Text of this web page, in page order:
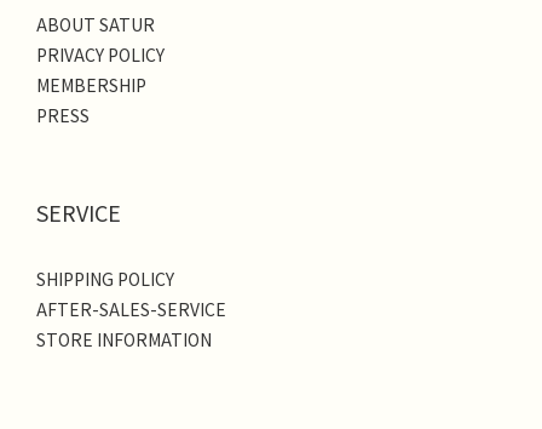
ABOUT SATUR
PRIVACY POLICY
MEMBERSHIP
PRESS
SERVICE
SHIPPING POLICY
AFTER-SALES-SERVICE
STORE INFORMATION